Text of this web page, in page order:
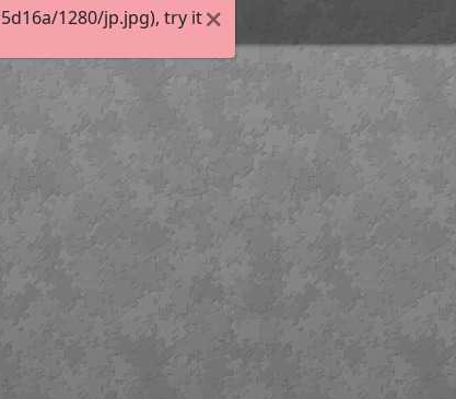
1280/jp.jpg), try it